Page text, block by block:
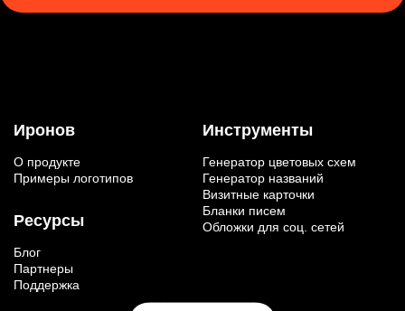
Иронов
О продукте
Примеры логотипов
Ресурсы
Блог
Партнеры
Поддержка
Инструменты
Генератор цветовых схем
Генератор названий
Визитные карточки
Бланки писем
Обложки для соц. сетей